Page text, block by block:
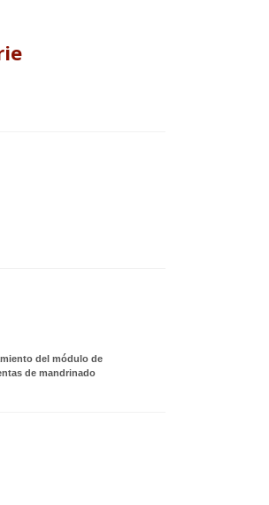
del módulo de
de mandrinado